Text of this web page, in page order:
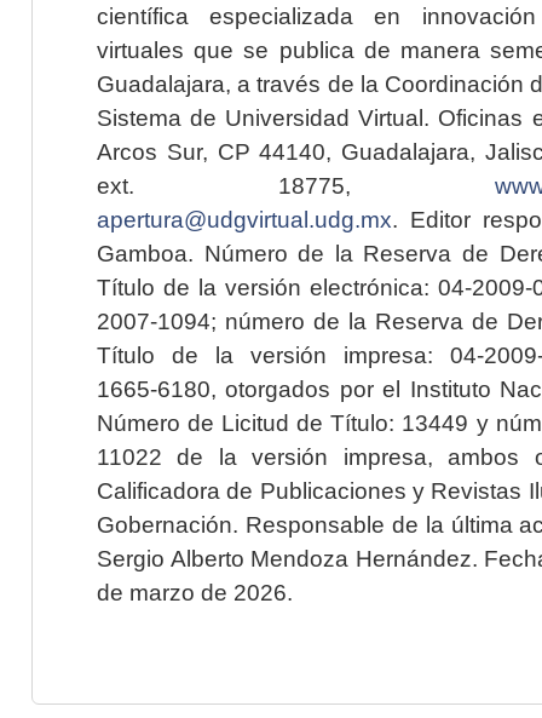
científica especializada en
virtuales que se publica de manera
Guadalajara, a través de la Coordinación
Sistema de Universidad Virtual. Oficinas
Arcos Sur, CP 44140, Guadalajara,
ext. 18775,
apertura@udgvirtual.udg.mx. Editor
Gamboa. Número de la Reserva de
Título de la versión electrónica: 04-2009-
2007-1094; número de la Reserva de
Título de la versión impresa: 04-2009-
1665-6180, otorgados por el Instituto
Número de Licitud de Título: 13449 y
11022 de la versión impresa, ambos
Calificadora de Publicaciones y Revistas
Gobernación. Responsable de la última
Sergio Alberto Mendoza Hernández.
de marzo de 2026.